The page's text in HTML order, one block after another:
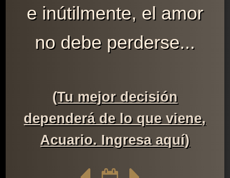
e inútilmente, el amor
no debe perderse...
(Tu mejor decisión
dependerá de lo que viene,
Acuario. Ingresa aquí)